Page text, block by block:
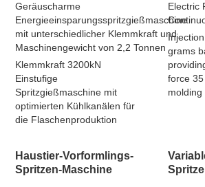
Geräuscharme
Energieeinsparungsspritzgießmaschine
mit unterschiedlicher Klemmkraft und
Maschinengewicht von 2,2 Tonnen
Klemmkraft 3200kN
Einstufige
Spritzgießmaschine mit
optimierten Kühlkanälen für
die Flaschenproduktion
Electric
grams
force
Haustier-Vorformlings-
Spritzen-Maschine